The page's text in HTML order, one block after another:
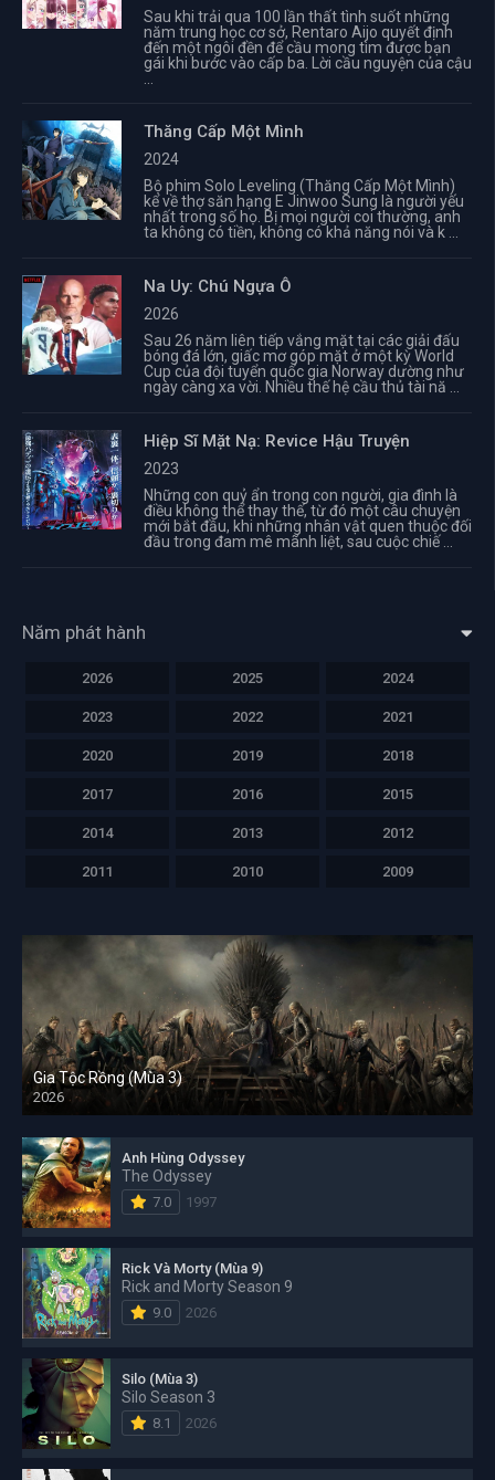
Sau khi trải qua 100 lần thất tình suốt những
năm trung học cơ sở, Rentaro Aijo quyết định
đến một ngôi đền để cầu mong tìm được bạn
gái khi bước vào cấp ba. Lời cầu nguyện của cậu
Thăng Cấp Một Mình
2024
Bộ phim Solo Leveling (Thăng Cấp Một Mình)
kể về thợ săn hạng E Jinwoo Sung là người yếu
nhất trong số họ. Bị mọi người coi thường, anh
ta không có tiền, không có khả năng nói và k ...
Na Uy: Chú Ngựa Ô
2026
Sau 26 năm liên tiếp vắng mặt tại các giải đấu
bóng đá lớn, giấc mơ góp mặt ở một kỳ World
Cup của đội tuyển quốc gia Norway dường như
ngày càng xa vời. Nhiều thế hệ cầu thủ tài nă ...
Hiệp Sĩ Mặt Nạ: Revice Hậu Truyện
2023
Những con quỷ ẩn trong con người, gia đình là
điều không thể thay thế, từ đó một câu chuyện
mới bắt đầu, khi những nhân vật quen thuộc đối
đầu trong đam mê mãnh liệt, sau cuộc chiế ...
Năm phát hành
2026 2025 2024
2023 2022 2021
2020 2019 2018
2017 2016 2015
2014 2013 2012
2011 2010 2009
Gia Tộc Rồng (Mùa 3)
2026
Anh Hùng Odyssey
The Odyssey
7.0 1997
Rick Và Morty (Mùa 9)
Rick and Morty Season 9
9.0 2026
Silo (Mùa 3)
Silo Season 3
8.1 2026